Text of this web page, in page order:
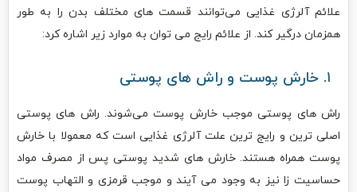
علائم آلرژی غذایی می‌توانند قسمت‌ های مختلف بدن را به طور
همزمان درگیر کند. از علائم رایج می‌ توان به موارد زیر اشاره کرد:
راش ‌های پوستی موجب خارش پوست می‌شوند. راش ‌های پوستی
اصلی‌ ترین و رایج ‌ترین علت آلرژی غذایی است که معمولا با خارش
پوست همراه هستند. خارش‌ های شدید پوستی پس از مصرف مواد
حساسیت زا نیز به وجود می‌ آیند و موجب قرمزی و التهاب پوست